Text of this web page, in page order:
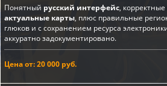
Понятный русский интерфейс, корректные
актуальные карты, плюс правильные
глюков и с сохранением ресурса
аккуратно задокументировано.
Цена от: 20 000 руб.